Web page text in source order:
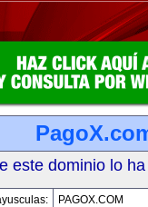
este dominio lo
PAGOX.COM